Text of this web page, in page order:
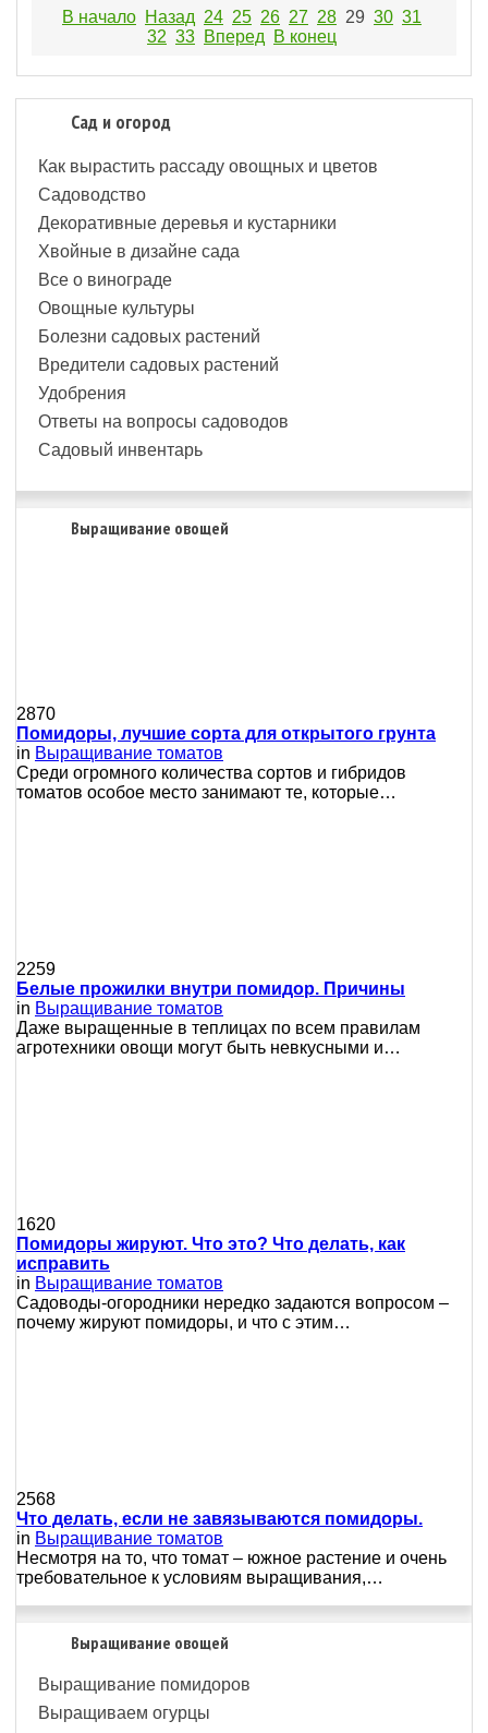
В начало Назад 24 25 26 27 28 29 30 31
32 33 Вперед В конец
Сад и огород
Как вырастить рассаду овощных и цветов
Садоводство
Декоративные деревья и кустарники
Хвойные в дизайне сада
Все о винограде
Овощные культуры
Болезни садовых растений
Вредители садовых растений
Удобрения
Ответы на вопросы садоводов
Садовый инвентарь
Выращивание овощей
2870
Помидоры, лучшие сорта для открытого грунта
in Выращивание томатов
Среди огромного количества сортов и гибридов
томатов особое место занимают те, которые…
2259
Белые прожилки внутри помидор. Причины
in Выращивание томатов
Даже выращенные в теплицах по всем правилам
агротехники овощи могут быть невкусными и…
1620
Помидоры жируют. Что это? Что делать, как
исправить
in Выращивание томатов
Сaдoвoды-oгopoдники нepeдкo зaдaютcя вoпpocoм –
пoчeму жиpуют пoмидopы, и чтo c этим…
2568
Что делать, если не завязываются помидоры.
in Выращивание томатов
Несмотря на то, что томат – южное растение и очень
требовательное к условиям выращивания,…
Выращивание овощей
Выращивание помидоров
Выращиваем огурцы